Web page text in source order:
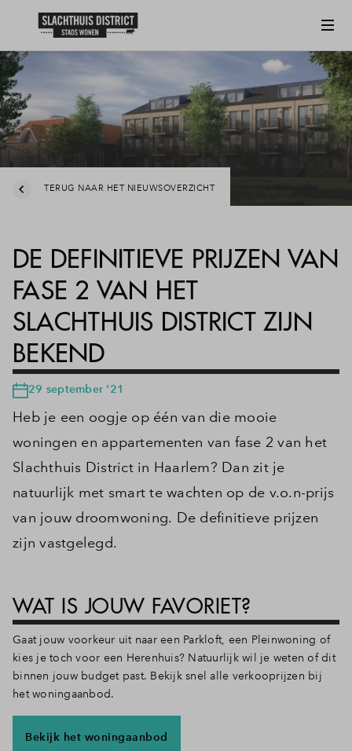
TERUG NAAR HET NIEUWSOVERZICHT
DE DEFINITIEVE PRIJZEN VAN
FASE 2 VAN HET
SLACHTHUIS DISTRICT ZIJN
BEKEND
29 september '21
Heb je een oogje op één van die mooie
woningen en appartementen van fase 2 van het
Slachthuis District in Haarlem? Dan zit je
natuurlijk met smart te wachten op de v.o.n-prijs
van jouw droomwoning. De definitieve prijzen
zijn vastgelegd.
WAT IS JOUW FAVORIET?
Gaat jouw voorkeur uit naar een Parkloft, een Pleinwoning of
kies je toch voor een Herenhuis? Natuurlijk wil je weten of dit
binnen jouw budget past. Bekijk snel alle verkooprijzen bij
het woningaanbod.
Bekijk het woningaanbod